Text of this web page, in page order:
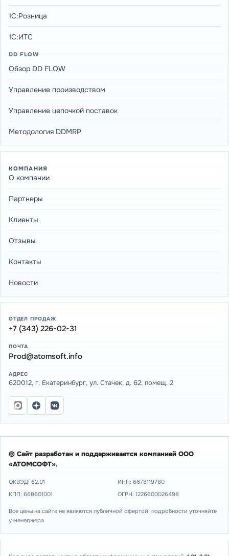
1С:Розница
1С:ИТС
DD FLOW
Обзор DD FLOW
Управление производством
Управление цепочкой поставок
Методология DDMRP
КОМПАНИЯ
О компании
Партнеры
Клиенты
Отзывы
Контакты
Новости
ОТДЕЛ ПРОДАЖ
+7 (343) 226-02-31
ПОЧТА
Prod@atomsoft.info
АДРЕС
620012, г. Екатеринбург, ул. Стачек, д. 62, помещ. 2
© Сайт разработан и поддерживается компанией ООО
«АТОМСОФТ».
ОКВЭД: 62.01 ИНН: 6678119780
КПП: 668601001
ОГРН: 1226600026498
Все цены на сайте не являются публичной офертой, подробности уточняйте
у менеджера.